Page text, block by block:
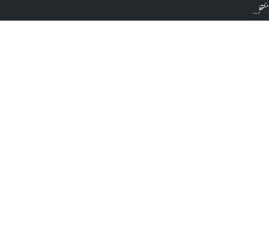
مکتھل میں کلیانہ لکشمی اور شادی مبارک کے چیکس تقسیم